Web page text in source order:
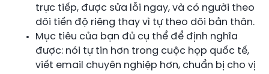
trực tiếp, được sửa lỗi ngay, và có người theo
dõi tiến độ riêng thay vì tự theo dõi bản thân.
Mục tiêu của bạn đủ cụ thể để định nghĩa
được: nói tự tin hơn trong cuộc họp quốc tế,
viết email chuyên nghiệp hơn, chuẩn bị cho vị